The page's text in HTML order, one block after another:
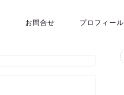
お問合せ プロフィール